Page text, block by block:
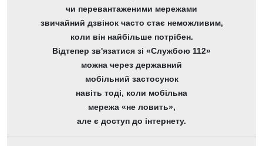
чи перевантаженими мережами
звичайний дзвінок часто стає неможливим,
коли він найбільше потрібен.
Відтепер зв'язатися зі «Службою 112»
можна через державний
мобільний застосунок
навіть тоді, коли мобільна
мережа «не ловить»,
але є доступ до інтернету.